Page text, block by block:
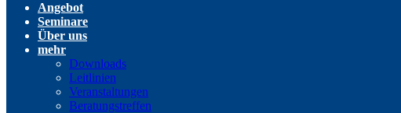
Angebot
Seminare
Über uns
mehr
Downloads
Leitlinien
Veranstaltungen
Beratungstreffen